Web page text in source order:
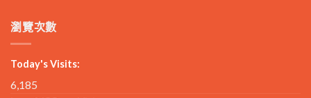
瀏覽次數
Today's Visits:
6,185